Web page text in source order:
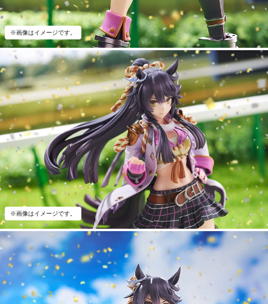
※画像はイメージです。
※画像はイメージです。